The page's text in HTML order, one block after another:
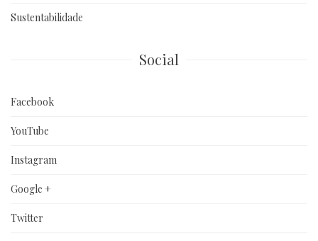
Sustentabilidade
Social
Facebook
YouTube
Instagram
Google +
Twitter